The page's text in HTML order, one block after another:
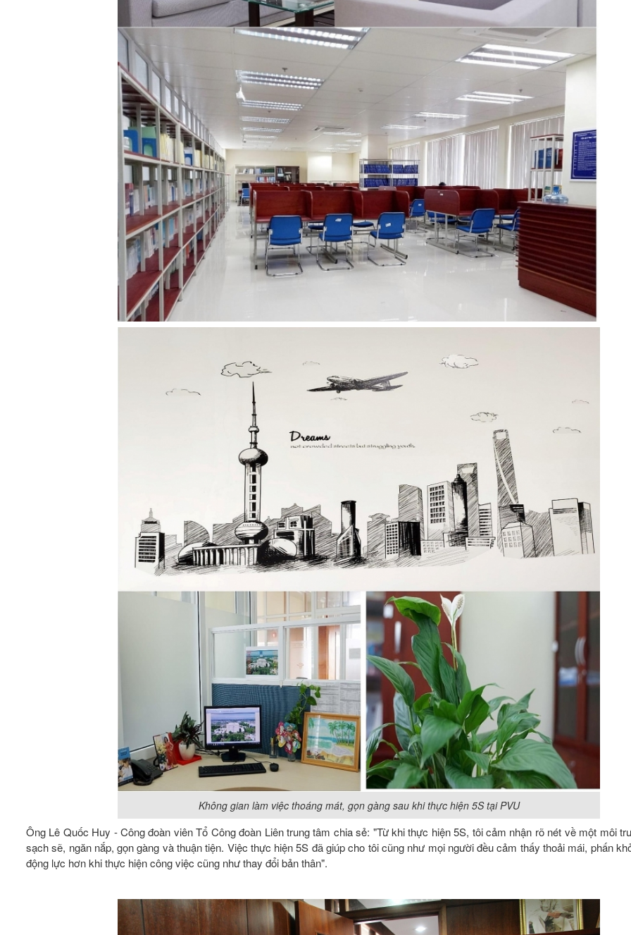
Không gian làm việc thoáng mát, gọn gàng sau khi thực hiện 5S tại PVU
Ông Lê Quốc Huy - Công đoàn viên Tổ Công đoàn Liên trung tâm chia sẻ: "Từ khi thực hiện 5S, tôi cảm nhận rõ nét về một môi
sạch sẽ, ngăn nắp, gọn gàng và thuận tiện. Việc thực hiện 5S đã giúp cho tôi cũng như mọi người đều cảm thấy thoải mái, phấn
động lực hơn khi thực hiện công việc cũng như thay đổi bản thân".